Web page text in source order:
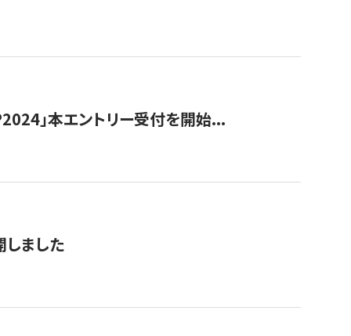
」本エントリー受付を開始...
しました